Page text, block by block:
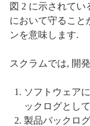
図 2 に示されて
において守ること
ンを意味します.
スクラムでは, 開
ソフトウェア
ックログとし
製品バックロ